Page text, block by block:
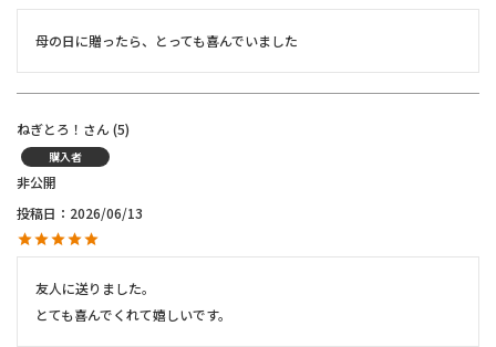
母の日に贈ったら、とっても喜んでいました
ねぎとろ！ 5
購入者
非公開
投稿日
2026/06/13
友人に送りました。
とても喜んでくれて嬉しいです。